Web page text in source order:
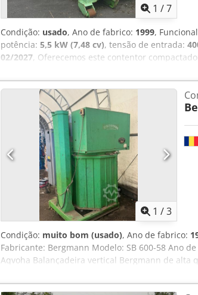
1 /7
Condição: usado, Ano de fabrico: 1999,
potência: 5,5 kW (7,48 cv), tensão de entrada:
02/2027, Oferecemos este contentor
SPB 20 FKL Nº de série da máquina: 18590
vazio: 5.200 kg Peso bruto autorizado: 12.000
(UVV & DGUV): 02/2026 Tampa bipartida para
alguma dúvida ou necessitar de mais
1 /3
Condição: muito bom (usado), Ano de fabrico:
Fabricante: Bergmann Modelo: SB 600-58 Ano
Aqvoha Balançadeira vertical Bergmann de
compactar cartão, filme plástico (PEAD),
provém de uma instalação de reciclagem e